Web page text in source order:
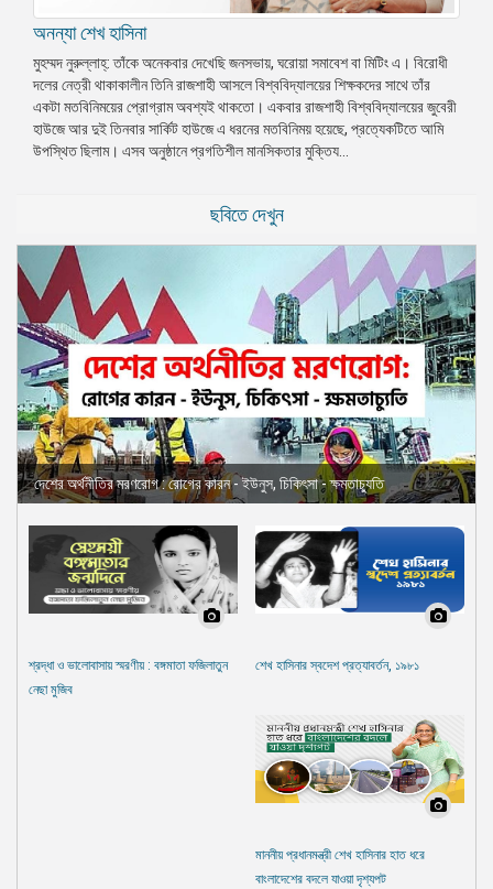
অনন্যা শেখ হাসিনা
মুহম্মদ নুরুল্লাহ্: তাঁকে অনেকবার দেখেছি জনসভায়, ঘরোয়া সমাবেশ বা মিটিং এ। বিরোধী
দলের নেত্রী থাকাকালীন তিনি রাজশাহী আসলে বিশ্ববিদ্যালয়ের শিক্ষকদের সাথে তাঁর
একটা মতবিনিময়ের প্রোগ্রাম অবশ্যই থাকতো। একবার রাজশাহী বিশ্ববিদ্যালয়ের জুবেরী
হাউজে আর দুই তিনবার সার্কিট হাউজে এ ধরনের মতবিনিময় হয়েছে, প্রত্যেকটিতে আমি
উপস্থিত ছিলাম। এসব অনুষ্ঠানে প্রগতিশীল মানসিকতার মুক্তিয...
ছবিতে দেখুন
দেশের অর্থনীতির মরণরোগ : রোগের কারন - ইউনুস, চিকিৎসা - ক্ষমতাচ্যুতি
শ্রদ্ধা ও ভালোবাসায় স্মরণীয় : বঙ্গমাতা ফজিলাতুন
নেছা মুজিব
শেখ হাসিনার স্বদেশ প্রত্যাবর্তন, ১৯৮১
মাননীয় প্রধানমন্ত্রী শেখ হাসিনার হাত ধরে
বাংলাদেশের বদলে যাওয়া দৃশ্যপট